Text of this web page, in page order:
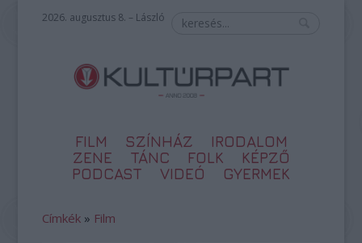
2026. augusztus 8. – László
FILM SZÍNHÁZ
IRODALOM
ZENE
TÁNC FOLK
KÉPZŐ
PODCAST
VIDEÓ GYERMEK
Címkék » Film